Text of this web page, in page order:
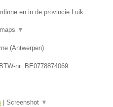
en in de provincie Luik.
▼
(Antwerpen)
nr: BE0778874069
Screenshot ▼